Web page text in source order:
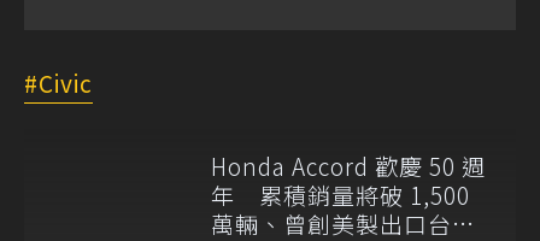
Civic
Honda Accord 歡慶 50 週
年 累積銷量將破 1,500
萬輛、曾創美製出口台灣